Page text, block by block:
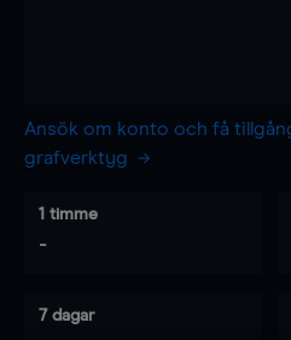
Ansök om konto och få
grafverktyg
1 timme
-
7 dagar